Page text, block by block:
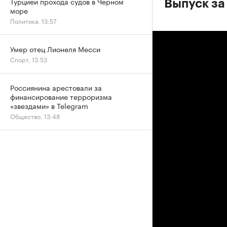
Выпуск
море
Политика, 13:57
Умер отец Лионеля Месси
Спорт, 13:53
Россиянина арестовали за
финансирование терроризма
«звездами» в Telegram
Общество, 13:48